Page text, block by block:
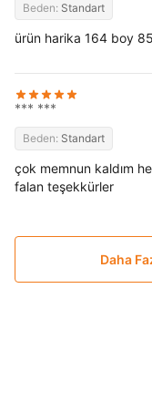
Beden: Standart
ürün harika 164 boy
*** ***
Beden: Standart
çok memnun kaldım
falan teşekkürler
Daha